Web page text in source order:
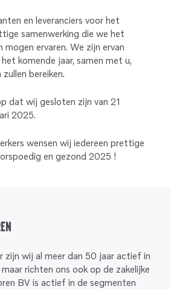
en leveranciers voor het
samenwerking die we het
ervaren. We zijn ervan
komende jaar, samen met u,
bereiken.
dat wij gesloten zijn van 21
2025.
wensen wij iedereen prettige
en gezond 2025 !
zijn wij al meer dan 50 jaar actief in
richten ons ook op de zakelijke
BV is actief in de segmenten